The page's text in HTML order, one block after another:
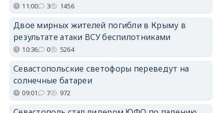
11:00 3 1456
Двое мирных жителей погибли в Крыму в
результате атаки ВСУ беспилотниками
10:36 0 5264
Севастопольские светофоры переведут на
солнечные батареи
09:01 7 972